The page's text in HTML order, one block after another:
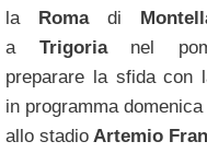
la Roma di
a Trigoria nel
preparare la sfida con
in programma
allo stadioArtemio